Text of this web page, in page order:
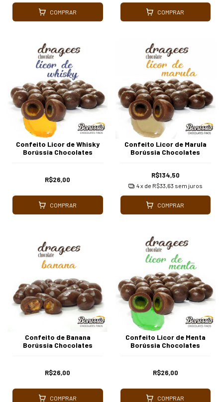
COMPRAR COMPRAR
Confeito Licor de Whisky
Borússia Chocolates
R$26,00
COMPRAR
Confeito Licor de Marula
Borússia Chocolates
R$134,50
4x de R$33,63 sem juros
COMPRAR
Confeito de Banana
Borússia Chocolates
R$26,00
COMPRAR
Confeito Licor de Menta
Borússia Chocolates
R$26,00
COMPRAR